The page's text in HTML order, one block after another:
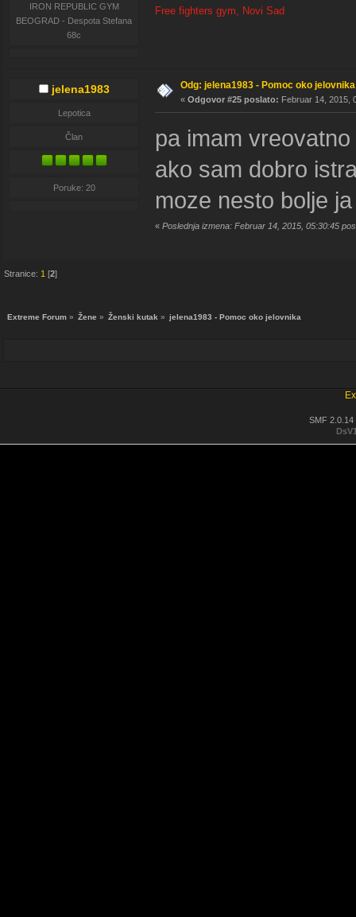
IRON REPUBLIC GYM
BEOGRAD - Despota Stefana
68c
Free fighters gym, Novi Sad
jelena1983
Lepotica
Član
Poruke: 20
Odg: jelena1983 - Pomoc oko jelovnika
« Odgovor #25 poslato: Februar 14, 2015,
pa imam
ako sam dobro
moze nesto bolje
« Poslednja izmena: Februar 14, 2015, 05:30:45
Stranice: 1 [2]
Extreme Forum » Žene » Ženski kutak » jelena1983 - Pomoc oko jelovnika
SMF 2.0.14